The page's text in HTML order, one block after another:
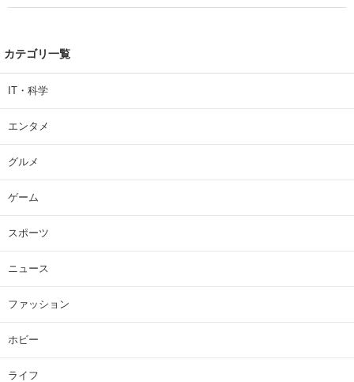
| 大学 ねとらぼリサーチ
カテゴリ一覧
IT・科学
エンタメ
グルメ
ゲーム
スポーツ
ニュース
ファッション
ホビー
ライフ